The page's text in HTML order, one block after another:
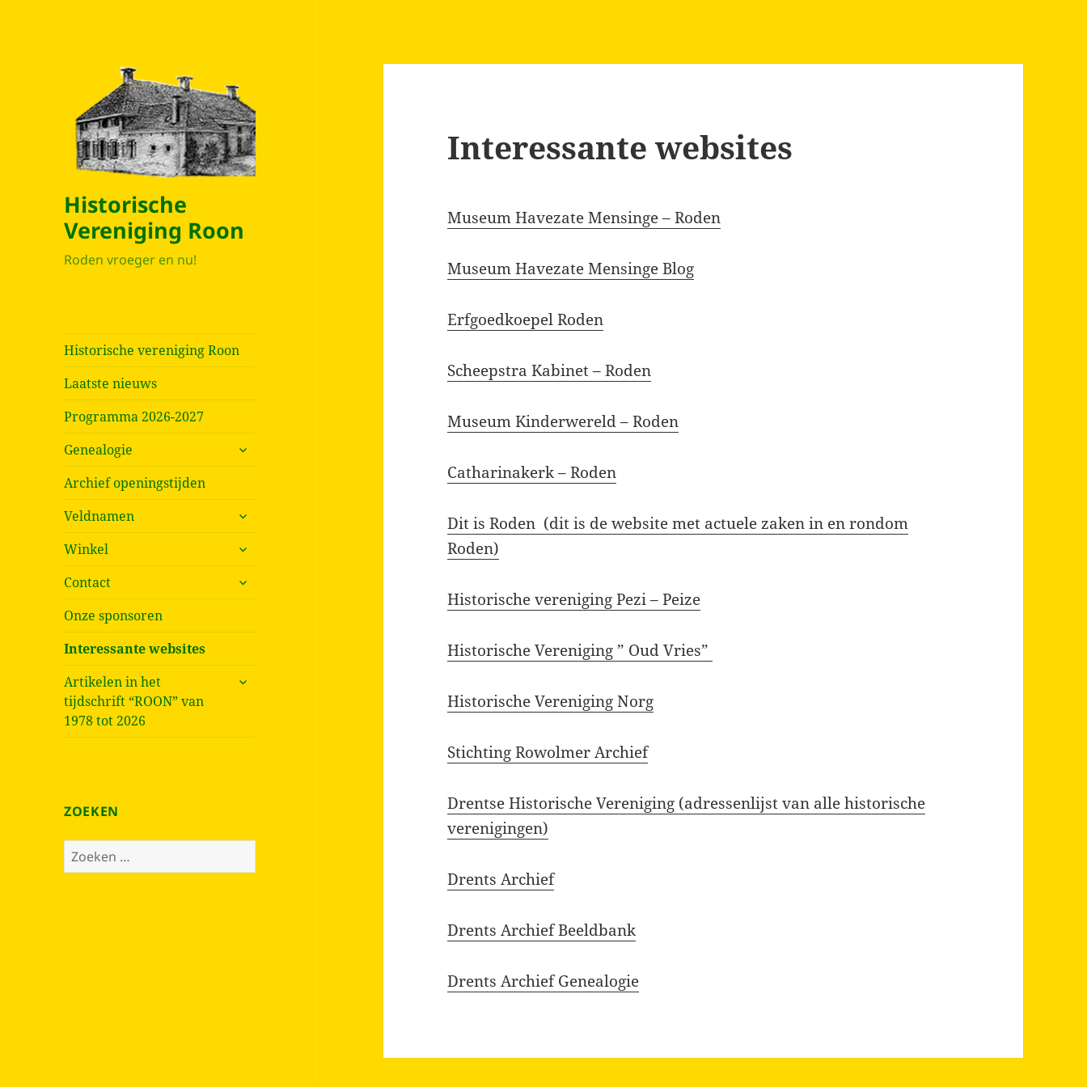
Historische
Vereniging Roon
Roden vroeger en nu!
Historische vereniging Roon
Laatste nieuws
Programma 2026-2027
Genealogie
submenu
uitvouwen
Archief openingstijden
Veldnamen
submenu
uitvouwen
Winkel
submenu
uitvouwen
Contact
submenu
uitvouwen
Onze sponsoren
Interessante websites
Artikelen in het
tijdschrift “ROON” van
1978 tot 2026
submenu
ZOEKEN
Zoeken
naar:
Interessante websites
Museum Havezate Mensinge – Roden
Museum Havezate Mensinge Blog
Erfgoedkoepel Roden
Scheepstra Kabinet – Roden
Museum Kinderwereld – Roden
Catharinakerk – Roden
Dit is Roden (dit is de website met actuele zaken in en rondom
Roden)
Historische vereniging Pezi – Peize
Historische Vereniging ” Oud Vries”
Historische Vereniging Norg
Stichting Rowolmer Archief
Drentse Historische Vereniging (adressenlijst van alle historische
verenigingen)
Drents Archief
Drents Archief Beeldbank
Drents Archief Genealogie